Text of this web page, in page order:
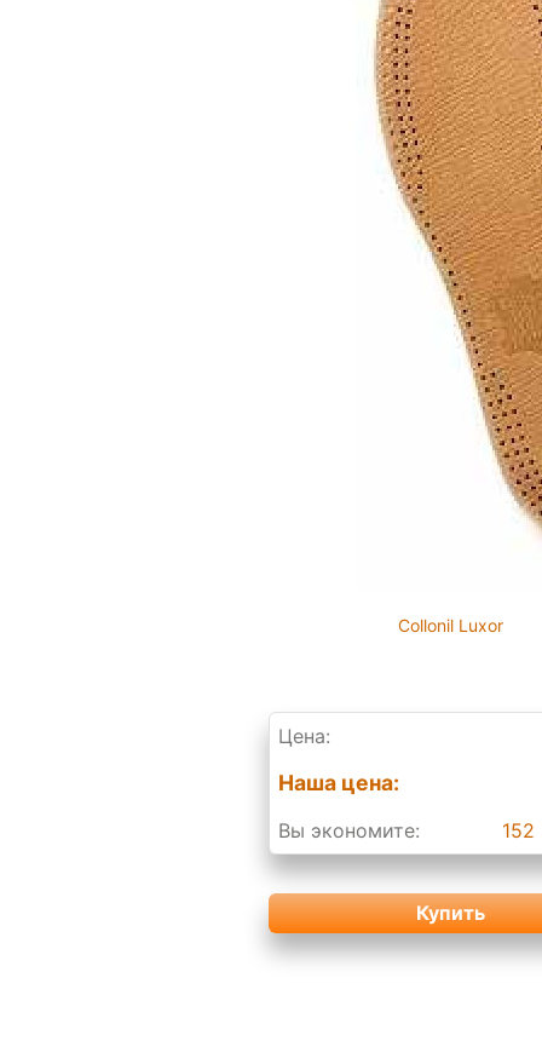
Collonil Luxor
Цена:
Наша цена:
Вы экономите: 152
Купить